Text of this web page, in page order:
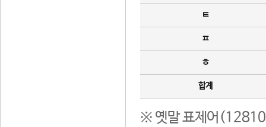
ㅌ
ㅍ
ㅎ
합계
※ 옛말 표제어(12810